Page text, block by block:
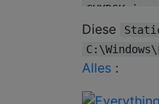
CHKDSK
Security
CHKDSK
Usn
Correcting
Diese
Alles :